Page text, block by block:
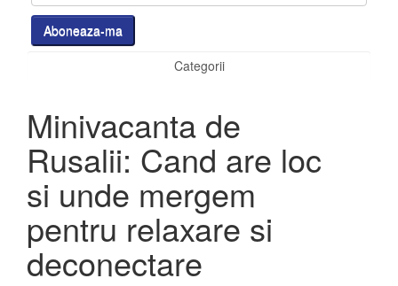
Categorii
Minivacanta de
Rusalii: Cand are loc
si unde mergem
pentru relaxare si
deconectare